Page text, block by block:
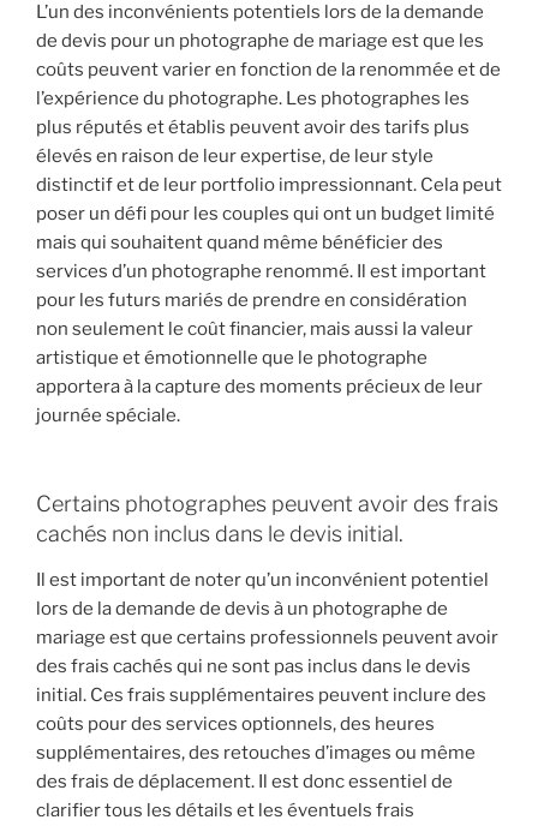
L’un des inconvénients potentiels lors de la demande
de devis pour un photographe de mariage est que les
coûts peuvent varier en fonction de la renommée et de
l’expérience du photographe. Les photographes les
plus réputés et établis peuvent avoir des tarifs plus
élevés en raison de leur expertise, de leur style
distinctif et de leur portfolio impressionnant. Cela peut
poser un défi pour les couples qui ont un budget limité
mais qui souhaitent quand même bénéficier des
services d’un photographe renommé. Il est important
pour les futurs mariés de prendre en considération
non seulement le coût financier, mais aussi la valeur
artistique et émotionnelle que le photographe
apportera à la capture des moments précieux de leur
journée spéciale.
Certains photographes peuvent avoir des frais
cachés non inclus dans le devis initial.
Il est important de noter qu’un inconvénient potentiel
lors de la demande de devis à un photographe de
mariage est que certains professionnels peuvent avoir
des frais cachés qui ne sont pas inclus dans le devis
initial. Ces frais supplémentaires peuvent inclure des
coûts pour des services optionnels, des heures
supplémentaires, des retouches d’images ou même
des frais de déplacement. Il est donc essentiel de
clarifier tous les détails et les éventuels frais